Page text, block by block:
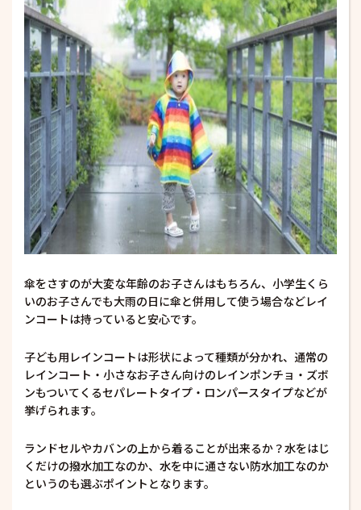
傘をさすのが大変な年齢のお子さんはもちろん、小学生くら
いのお子さんでも大雨の日に傘と併用して使う場合などレイ
ンコートは持っていると安心です。
子ども用レインコートは形状によって種類が分かれ、通常の
レインコート・小さなお子さん向けのレインポンチョ・ズボ
ンもついてくるセパレートタイプ・ロンパースタイプなどが
挙げられます。
ランドセルやカバンの上から着ることが出来るか？水をはじ
くだけの撥水加工なのか、水を中に通さない防水加工なのか
というのも選ぶポイントとなります。